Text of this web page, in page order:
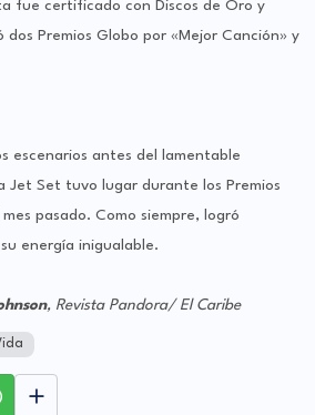
fue certificado con Discos de Oro y
dos Premios Globo por «Mejor Canción» y
escenarios antes del lamentable
Jet Set tuvo lugar durante los Premios
pasado. Como siempre, logró
energía inigualable.
, Revista Pandora/ El Caribe